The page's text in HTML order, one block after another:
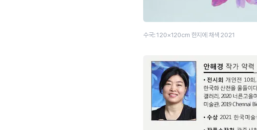
수국: 120×120cm 한지에 채색 2021